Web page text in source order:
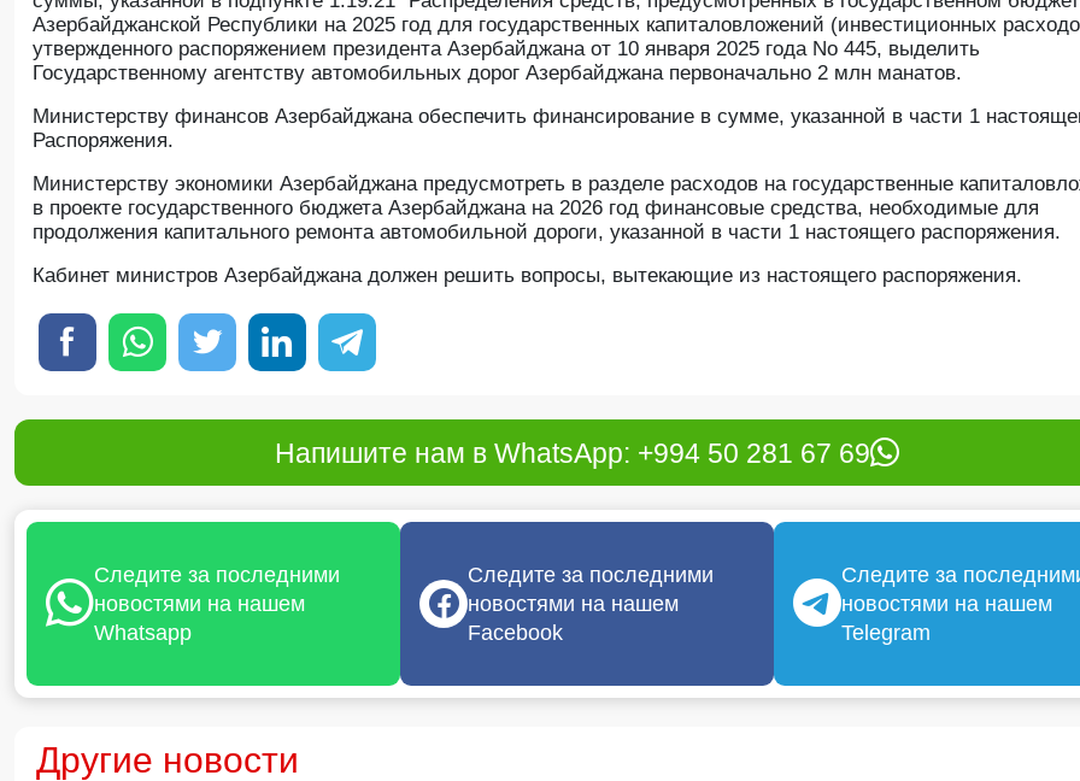
Азербайджанской Республики на 2025 год для государственных капиталовложений (инвестиционных
утвержденного распоряжением президента Азербайджана от 10 января 2025 года No 445, выделить
Государственному агентству автомобильных дорог Азербайджана первоначально 2 млн манатов.
Министерству финансов Азербайджана обеспечить финансирование в сумме, указанной в части 1
Распоряжения.
Министерству экономики Азербайджана предусмотреть в разделе расходов на государственные
в проекте государственного бюджета Азербайджана на 2026 год финансовые средства, необходимые для
продолжения капитального ремонта автомобильной дороги, указанной в части 1 настоящего распоряжения.
Кабинет министров Азербайджана должен решить вопросы, вытекающие из настоящего распоряжения.
Напишите нам в WhatsApp: +994 50 281 67 69
Следите за последними
новостями на нашем
Whatsapp
Следите за последними
новостями на нашем
Facebook
Следите за
новостями на нашем
Telegram
Другие новости